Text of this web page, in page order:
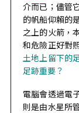
介而已；儘管
的帆船仰賴的
之上的火箭，
和危險正好對
土地上留下的
足跡重要？
電腦會透過電
則是由水星所